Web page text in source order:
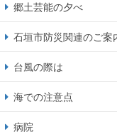
郷土芸能の夕べ
石垣市防災関連のご案
台風の際は
海での注意点
病院